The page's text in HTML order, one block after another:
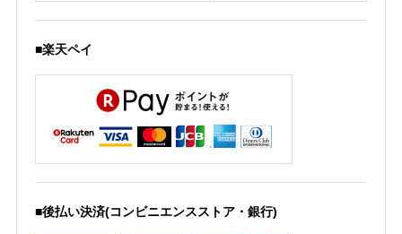
■楽天ペイ
■後払い決済(コンビニエンスストア・銀行)